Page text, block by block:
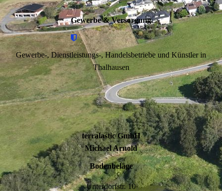
Gewerbe & Versorgung
Gewerbe-, Dienstleistungs-, Handelsbetriebe und Künstler in
Thalhausen
terralastic GmbH
Michael Arnold
Bodenbeläge
Unterdorfstr. 10